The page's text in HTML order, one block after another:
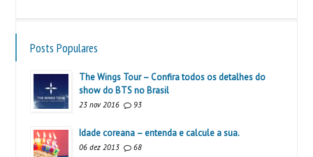
Posts Populares
The Wings Tour – Confira todos os detalhes do
show do BTS no Brasil
23 nov 2016 93
Idade coreana – entenda e calcule a sua.
06 dez 2013 68